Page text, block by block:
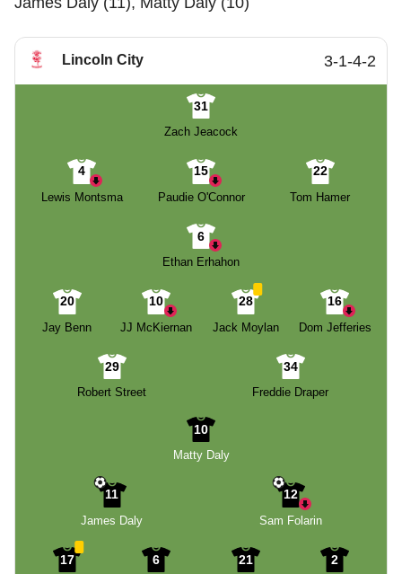
Lincoln City 3-1-4-2
31
Zach Jeacock
4
Lewis Montsma
15
Paudie O'Connor
22
Tom Hamer
6
Ethan Erhahon
20
Jay Benn
10
JJ McKiernan
28
Jack Moylan
16
Dom Jefferies
29
Robert Street
34
Freddie Draper
10
Matty Daly
11
James Daly
12
Sam Folarin
17
6
21
2